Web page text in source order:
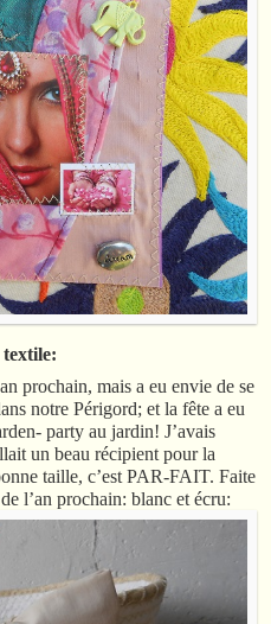
textile:
prochain, mais a eu envie de se
notre Périgord; et la fête a eu
party au jardin! J’avais
un beau récipient pour la
taille, c’est PAR-FAIT. Faite
l’an prochain: blanc et écru: